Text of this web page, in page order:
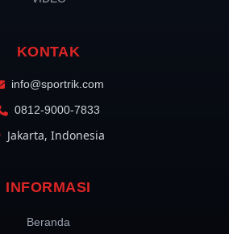
KONTAK
info@sportrik.com
0812-9000-7833
Jakarta, Indonesia
INFORMASI
Beranda